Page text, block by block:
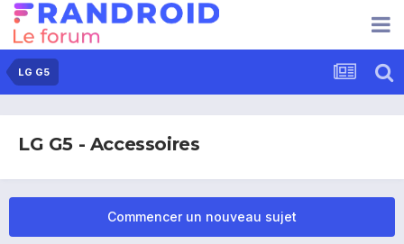
LG G5
LG G5 - Accessoires
Commencer un nouveau sujet